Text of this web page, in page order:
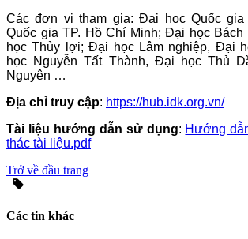
Các đơn vị tham gia: Đại học Quốc
Quốc gia TP. Hồ Chí Minh; Đại học
học Thủy lợi; Đại học Lâm nghiệp, Đại
học Nguyễn Tất Thành, Đại học Thủ
Nguyên …
Địa chỉ truy cập: https://hub.idk.org.vn/
Tài liệu hướng dẫn sử dụng: Hướng
thác tài liệu.pdf
Trở về đầu trang
Các tin khác